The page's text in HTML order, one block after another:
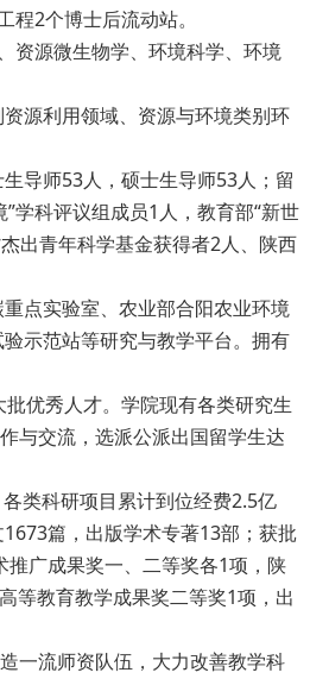
2个博士后流动站。
资源微生物学、环境科学、环境
源利用领域、资源与环境类别环
导师53人，硕士生导师53人；留
学科评议组成员1人，教育部“新世
出青年科学基金获得者2人、陕西
点实验室、农业部合阳农业环境
示范站等研究与教学平台。拥有
优秀人才。学院现有各类研究生
与交流，选派公派出国留学生达
类科研项目累计到位经费2.5亿
篇，出版学术专著13部；获批
广成果奖一、二等奖各1项，陕
等教育教学成果奖二等奖1项，出
一流师资队伍，大力改善教学科